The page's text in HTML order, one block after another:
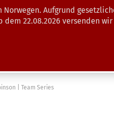
Aufgrund
22.08.2026 versenden
| Team Series